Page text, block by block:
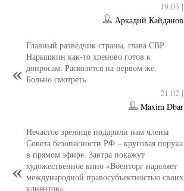
19.03 |
Аркадий Кайданов
Главный разведчик страны, глава СВР
Нарышкин как-то хреново готов к
допросам. Расколется на первом же.
Больно смотреть
21.02 |
Maxim Dbar
Нечастое зрелище подарили нам члены
Совета безопасности РФ – круговая порука
в прямом эфире. Завтра покажут
художественное кино «Военторг наделяет
международной правосубъектностью своих
клиентов».